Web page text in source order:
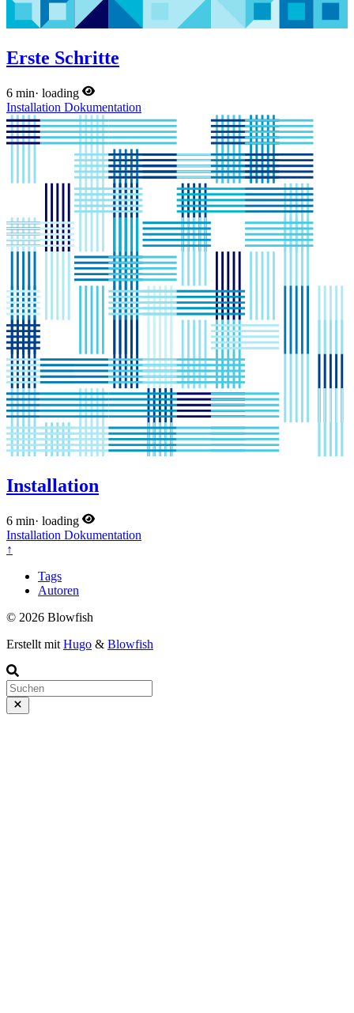
Erste Schritte
6 min· loading
Installation Dokumentation
Installation
6 min· loading
Installation Dokumentation
↑
Tags
Autoren
© 2026 Blowfish
Erstellt mit Hugo & Blowfish